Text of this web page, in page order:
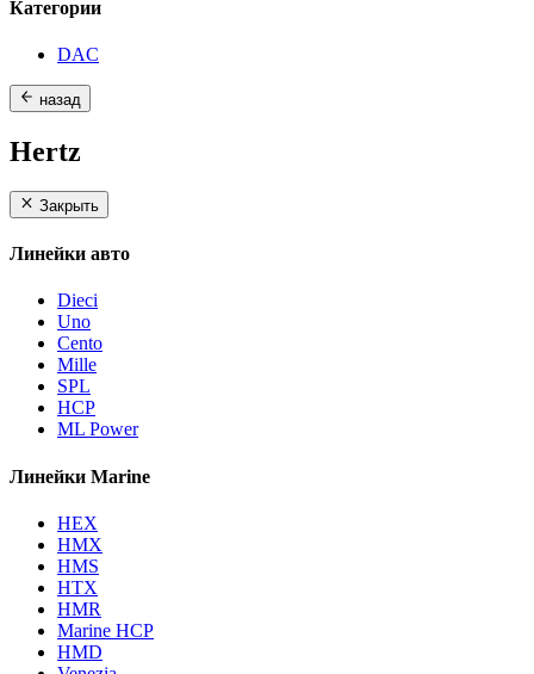
Категории
DAC
назад
Hertz
Закрыть
Линейки авто
Dieci
Uno
Cento
Mille
SPL
HCP
ML Power
Линейки Marine
HEX
HMX
HMS
HTX
HMR
Marine HCP
HMD